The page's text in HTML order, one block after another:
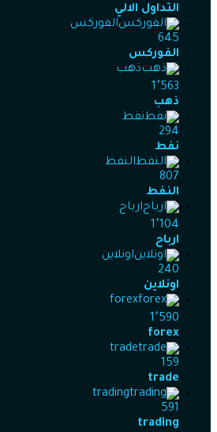
التداول الالي
الفوركس
645
الفوركس
ذهب
1٬563
ذهب
نفط
294
نفط
النفط
807
النفط
ارباح
1٬104
ارباح
اونلاين
240
اونلاين
forex
1٬590
forex
trade
159
trade
trading
591
trading